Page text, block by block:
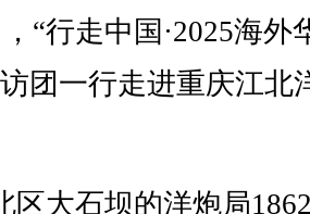
行走中国·2025海外
团一行走进重庆江北
大石坝的洋炮局